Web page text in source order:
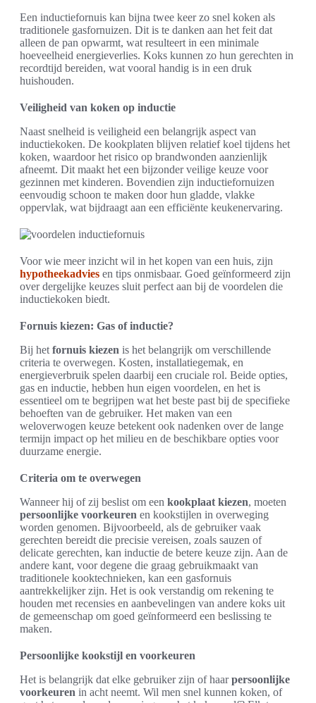
Een inductiefornuis kan bijna twee keer zo snel koken als
traditionele gasfornuizen. Dit is te danken aan het feit dat
alleen de pan opwarmt, wat resulteert in een minimale
hoeveelheid energieverlies. Koks kunnen zo hun gerechten in
recordtijd bereiden, wat vooral handig is in een druk
huishouden.
Veiligheid van koken op inductie
Naast snelheid is veiligheid een belangrijk aspect van
inductiekoken. De kookplaten blijven relatief koel tijdens het
koken, waardoor het risico op brandwonden aanzienlijk
afneemt. Dit maakt het een bijzonder veilige keuze voor
gezinnen met kinderen. Bovendien zijn inductiefornuizen
eenvoudig schoon te maken door hun gladde, vlakke
oppervlak, wat bijdraagt aan een efficiënte keukenervaring.
Voor wie meer inzicht wil in het kopen van een huis, zijn
hypotheekadvies en tips onmisbaar. Goed geïnformeerd zijn
over dergelijke keuzes sluit perfect aan bij de voordelen die
inductiekoken biedt.
Fornuis kiezen: Gas of inductie?
Bij het fornuis kiezen is het belangrijk om verschillende
criteria te overwegen. Kosten, installatiegemak, en
energieverbruik spelen daarbij een cruciale rol. Beide opties,
gas en inductie, hebben hun eigen voordelen, en het is
essentieel om te begrijpen wat het beste past bij de specifieke
behoeften van de gebruiker. Het maken van een
weloverwogen keuze betekent ook nadenken over de lange
termijn impact op het milieu en de beschikbare opties voor
duurzame energie.
Criteria om te overwegen
Wanneer hij of zij beslist om een kookplaat kiezen, moeten
persoonlijke voorkeuren en kookstijlen in overweging
worden genomen. Bijvoorbeeld, als de gebruiker vaak
gerechten bereidt die precisie vereisen, zoals sauzen of
delicate gerechten, kan inductie de betere keuze zijn. Aan de
andere kant, voor degene die graag gebruikmaakt van
traditionele kooktechnieken, kan een gasfornuis
aantrekkelijker zijn. Het is ook verstandig om rekening te
houden met recensies en aanbevelingen van andere koks uit
de gemeenschap om goed geïnformeerd een beslissing te
maken.
Persoonlijke kookstijl en voorkeuren
Het is belangrijk dat elke gebruiker zijn of haarpersoonlijke
voorkeuren in acht neemt. Wil men snel kunnen koken, of